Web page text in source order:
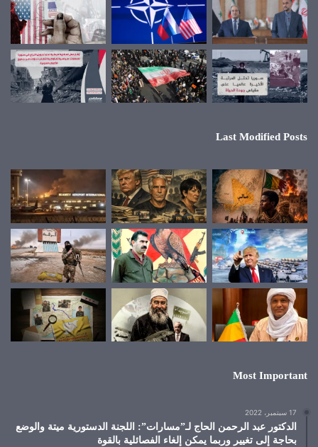
Last Modified Posts
Most Important
17 سبتمبر، 2022
الدكتور عبد الرحمن الحاج لـ”مسارات”: اللجنة الدستورية ميتة والوضع
بحاجة إلى تغيير وربما يمكن إلغاء الفصائلية بالقوة